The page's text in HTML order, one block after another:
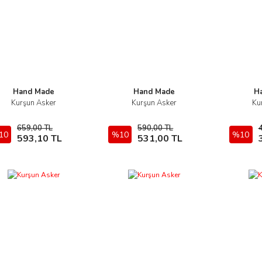
Hand Made
Kurşun Asker
659,00 TL
593,10 TL
İncele
Sepete Ekle
Hand Made
Kurşun Asker
%10
590,00 TL
531,00 TL
İncele
Sepete Ekle %10